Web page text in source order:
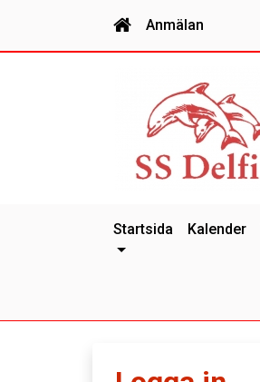
Anmälan
Startsida Kalender